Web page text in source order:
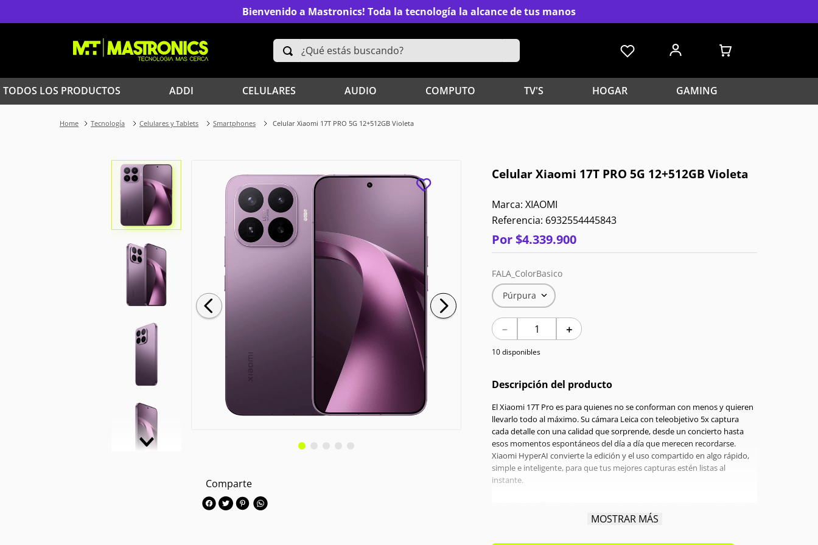
Bienvenido a Mastronics! Toda la tecnología la alcance de tus manos
¿Qué estás buscando?
TODOS LOS PRODUCTOS ADDI CELULARES AUDIO COMPUTO TV'S HOGAR GAMING
Tecnología Celulares y Tablets Smartphones Celular Xiaomi 17T PRO 5G 12+512GB Violeta
Comparte
Celular Xiaomi 17T PRO 5G 12+512GB Violeta
XIAOMI
Referencia: 6932554445843
Por$4.339.900
FALA_ColorBasico
Púrpura
＋
－
10 disponibles
Descripción del producto
El Xiaomi 17T Pro es para quienes no se conforman con menos y quieren
llevarlo todo al máximo. Su cámara Leica con teleobjetivo 5x captura
cada detalle con una calidad que sorprende, desde un concierto hasta
esos momentos espontáneos del día a día que merecen recordarse.
Xiaomi HyperAI convierte la edición y el uso compartido en algo rápido,
simple e inteligente, para que tus mejores capturas estén listas al
instante.
inalámbrica te garantiza energía de la mañana a la noche sin
Potencia, fotografía Leica y autonomía sin igual en un solo equipo.
MOSTRAR MÁS
TÉRMINOS MÁS BUSCADOS
Iphone 2.
Xiaomi
6.
S25 Ultra
Iphone 15 Pro Max
Audífonos